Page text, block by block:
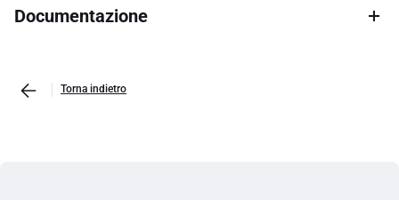
Documentazione
Torna indietro